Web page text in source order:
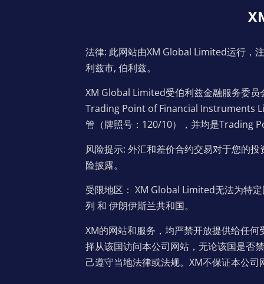
法律: 此网站由XM Global Limited运行，
利兹市, 伯利兹。
XM Global Limited受伯利兹金融服务委员
Trading Point of Financial Instruments
管（牌照号：120/10），并均是Trading
风险提示: 外汇和差价合约交易对于您的
险披露。
受限地区： XM Global Limited无法为特
列 和 伊朗伊斯兰共和国。
XM的网站和服务，均严禁开放提供给任
择从该国访问本公司网站，无论该国是否
己遵守当地法律或法规。XM不保证本公